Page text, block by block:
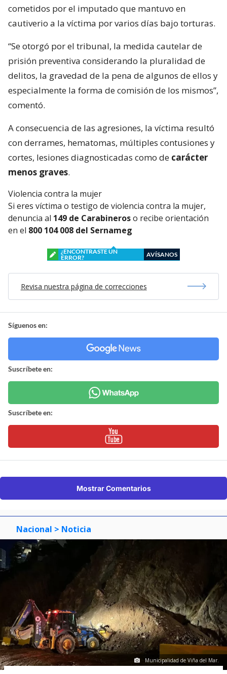
cometidos por el imputado que mantuvo en
cautiverio a la víctima por varios días bajo torturas.
“Se otorgó por el tribunal, la medida cautelar de
prisión preventiva considerando la pluralidad de
delitos, la gravedad de la pena de algunos de ellos y
especialmente la forma de comisión de los mismos”,
comentó.
A consecuencia de las agresiones, la víctima resultó
con derrames, hematomas, múltiples contusiones y
cortes, lesiones diagnosticadas como de carácter
menos graves.
Violencia contra la mujer
Si eres víctima o testigo de violencia contra la mujer,
denuncia al 149 de Carabineroso recibe orientación
en el 800 104 008 del Sernameg
¿ENCONTRASTE UN
ERROR?
AVÍSANOS
Revisa nuestra página de correcciones
Síguenos en:
Suscríbete en:
Suscríbete en:
Mostrar Comentarios
Nacional > Noticia
Municipalidad de Viña del Mar.